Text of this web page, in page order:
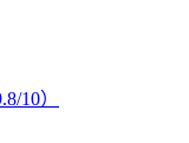
10）